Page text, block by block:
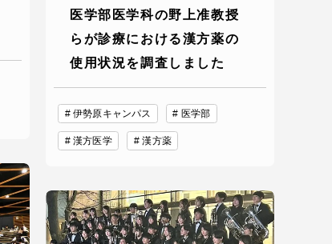
医学部医学科の野上准教授
らが診療における漢方薬の
使用状況を調査しました
伊勢原キャンパス 医学部
漢方医学 漢方薬
サイトマップ
プライバシーポリシー
お問い合わせ